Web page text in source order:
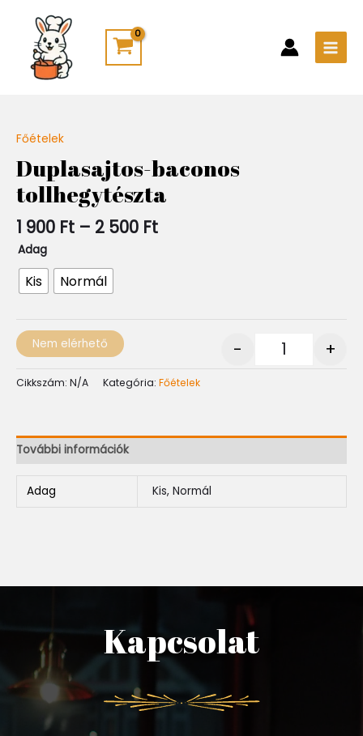
content
Főételek
Duplasajtos-baconos
tollhegytészta
1 900 Ft – 2 500 Ft
1
900 Ft
-
2
500 Ft
Adag
Kis Normál
- +
Nem elérhető
Cikkszám: N/A Kategória: Főételek
További információk
Adag Kis, Normál
Kapcsolat